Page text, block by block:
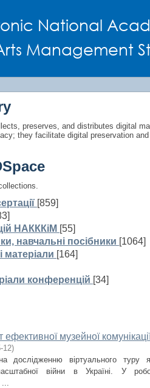
National
Management
preserves, and distributes digital
they facilitate digital preservation
[859]
НАКККіМ [55]
навчальні посібники [1064]
матеріали [164]
конференцій [34]
музейної
12)
дослідженню віртуального туру
війни в Україні. У
...